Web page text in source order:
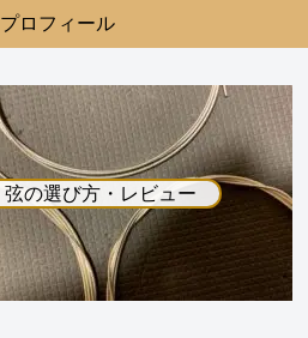
プロフィール
弦の選び方・レビュー